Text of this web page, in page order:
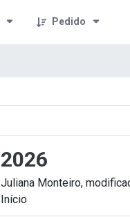
Pedido
2026
Juliana Monteiro,
Início